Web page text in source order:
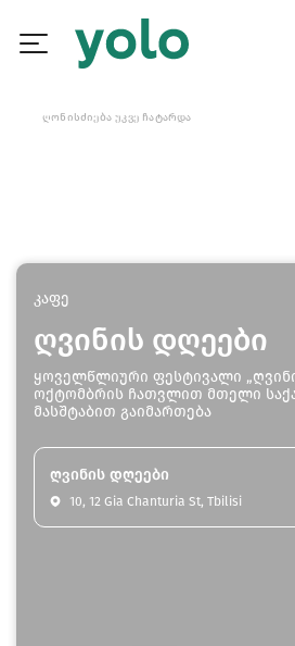
ᲦᲝᲜᲘᲡᲫᲘᲔᲑᲐ ᲣᲙᲕᲔ ᲩᲐᲢᲐᲠᲓᲐ
კაფე
ღვინის დღეები
ყოველწლიური ფესტივალი
ოქტომბრის ჩათვლით მთელი
მასშტაბით გაიმართება
ღვინის დღეები
10, 12 Gia Chanturia St, Tbilisi